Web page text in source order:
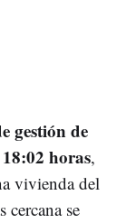
gestión de
18:02 horas,
vivienda del
cercana se